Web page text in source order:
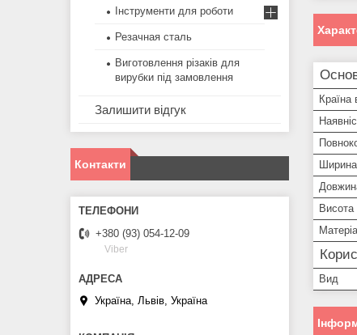
Країна
Ширина
Висота
Вид
Інструменти для роботи
Резачная сталь
Виготовлення різаків для
вирубки під замовлення
Залишити відгук
Контакти
+380 (93) 054-12-09
Viber
Україна, Львів, Україна